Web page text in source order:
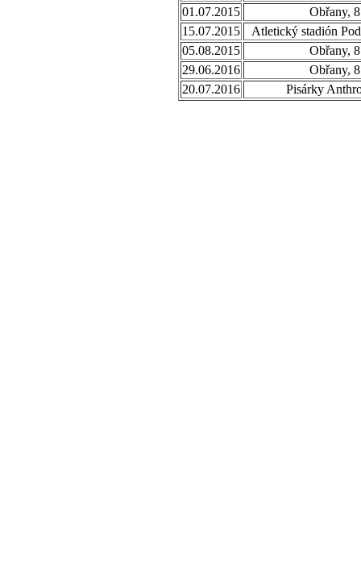
01.07.2015
Obřany,
15.07.2015
Atletický stadión
05.08.2015
Obřany,
29.06.2016
Obřany,
20.07.2016
Pisárky